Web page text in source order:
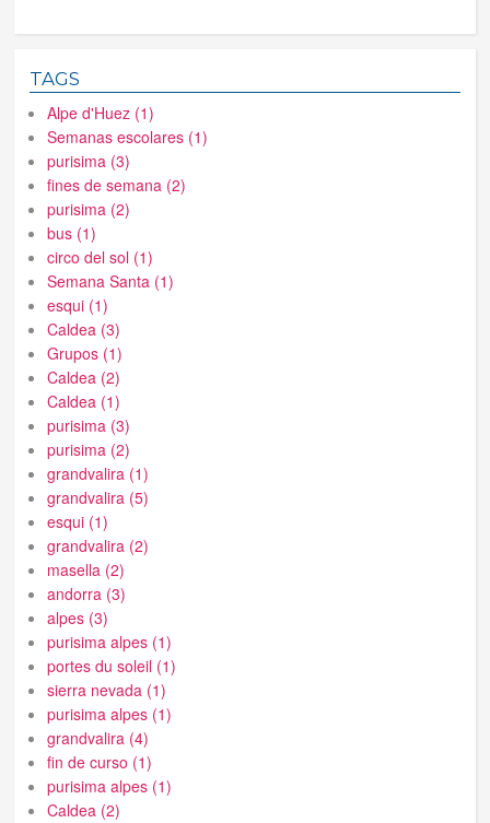
TAGS
Alpe d'Huez (1)
Semanas escolares (1)
purisima (3)
fines de semana (2)
purisima (2)
bus (1)
circo del sol (1)
Semana Santa (1)
esqui (1)
Caldea (3)
Grupos (1)
Caldea (2)
Caldea (1)
purisima (3)
purisima (2)
grandvalira (1)
grandvalira (5)
esqui (1)
grandvalira (2)
masella (2)
andorra (3)
alpes (3)
purisima alpes (1)
portes du soleil (1)
sierra nevada (1)
purisima alpes (1)
grandvalira (4)
fin de curso (1)
purisima alpes (1)
Caldea (2)